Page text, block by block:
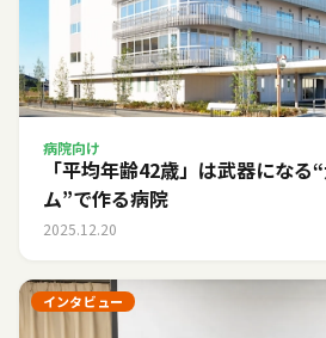
病院向け
「平均年齢42歳」は武器になる
ム”で作る病院
2025.12.20
インタビュー